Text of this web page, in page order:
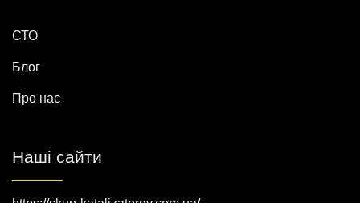
СТО
Блог
Про нас
Наші сайти